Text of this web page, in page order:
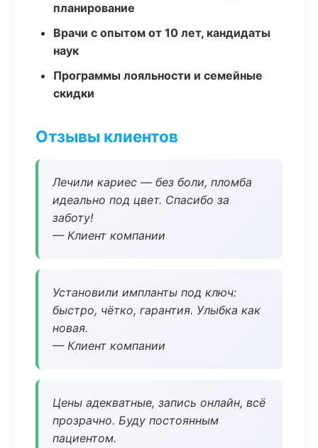
планирование
Врачи с опытом от 10 лет, кандидаты
наук
Программы лояльности и семейные
скидки
Отзывы клиентов
Лечили кариес — без боли, пломба
идеально под цвет. Спасибо за
заботу!
— Клиент компании
Установили импланты под ключ:
быстро, чётко, гарантия. Улыбка как
новая.
— Клиент компании
Цены адекватные, запись онлайн, всё
прозрачно. Буду постоянным
пациентом.